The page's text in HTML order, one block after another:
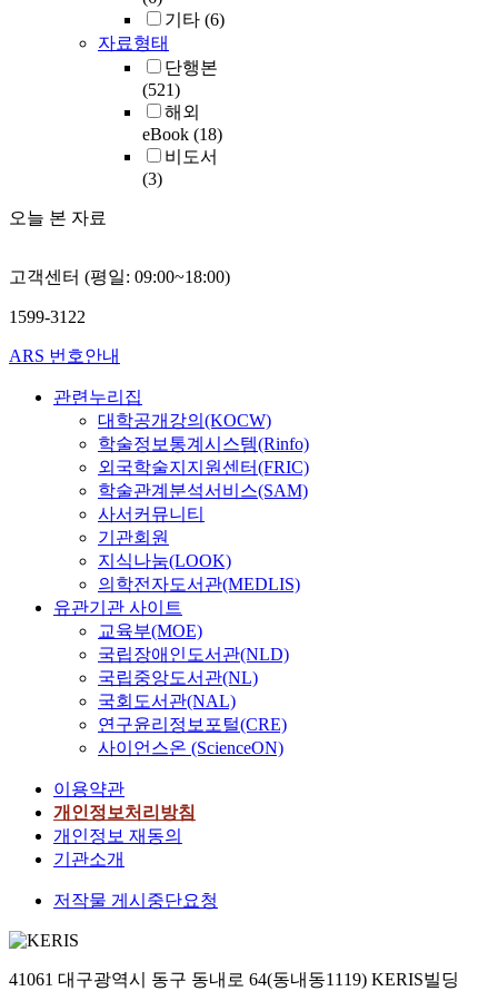
기타 (6)
자료형태
단행본
(521)
해외
eBook (18)
비도서
(3)
오늘 본 자료
고객센터 (평일: 09:00~18:00)
1599-3122
ARS 번호안내
관련누리집
대학공개강의(KOCW)
학술정보통계시스템(Rinfo)
외국학술지지원센터(FRIC)
학술관계분석서비스(SAM)
사서커뮤니티
기관회원
지식나눔(LOOK)
의학전자도서관(MEDLIS)
유관기관 사이트
교육부(MOE)
국립장애인도서관(NLD)
국립중앙도서관(NL)
국회도서관(NAL)
연구윤리정보포털(CRE)
사이언스온 (ScienceON)
이용약관
개인정보처리방침
개인정보 재동의
기관소개
저작물 게시중단요청
41061 대구광역시 동구 동내로 64(동내동1119) KERIS빌딩